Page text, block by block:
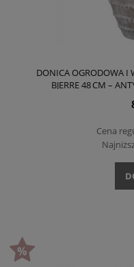
DONICA OGRODOWA I
BJERRE 48 CM –
Cena